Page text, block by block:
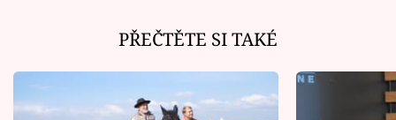
Sledujte nás
PŘEČTĚTE SI TAKÉ